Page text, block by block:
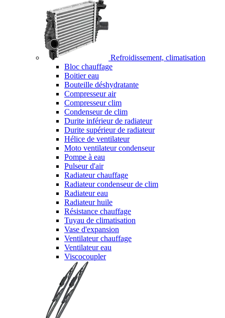
Refroidissement, climatisation
Bloc chauffage
Boitier eau
Bouteille déshydratante
Compresseur air
Compresseur clim
Condenseur de clim
Durite inférieur de radiateur
Durite supérieur de radiateur
Hélice de ventilateur
Moto ventilateur condenseur
Pompe à eau
Pulseur d'air
Radiateur chauffage
Radiateur condenseur de clim
Radiateur eau
Radiateur huile
Résistance chauffage
Tuyau de climatisation
Vase d'expansion
Ventilateur chauffage
Ventilateur eau
Viscocoupler